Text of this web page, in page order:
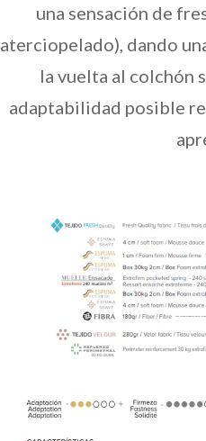
una sensación de
aterciopelado), dando
la vuelta al colchón
adaptabilidad posible